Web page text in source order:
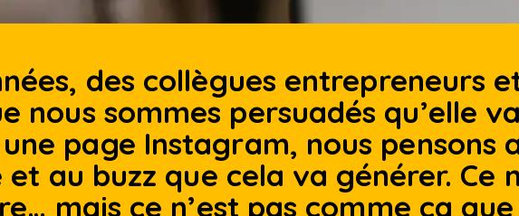
des collègues entrepreneurs
nous sommes persuadés qu’elle
page Instagram, nous pensons
au buzz que cela va générer. Ce
mais ce n’est pas comme ça